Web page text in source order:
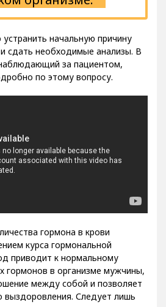
сдать необходимые анализы. В
за пациентом,
по этому вопросу.
курса гормональной
приводит к нормальному
гормонов в организме мужчины,
между собой и позволяет
выздоровления. Следует лишь
рекомендации специалиста.